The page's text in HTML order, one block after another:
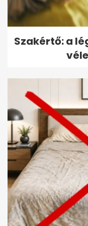
Szakértő: a